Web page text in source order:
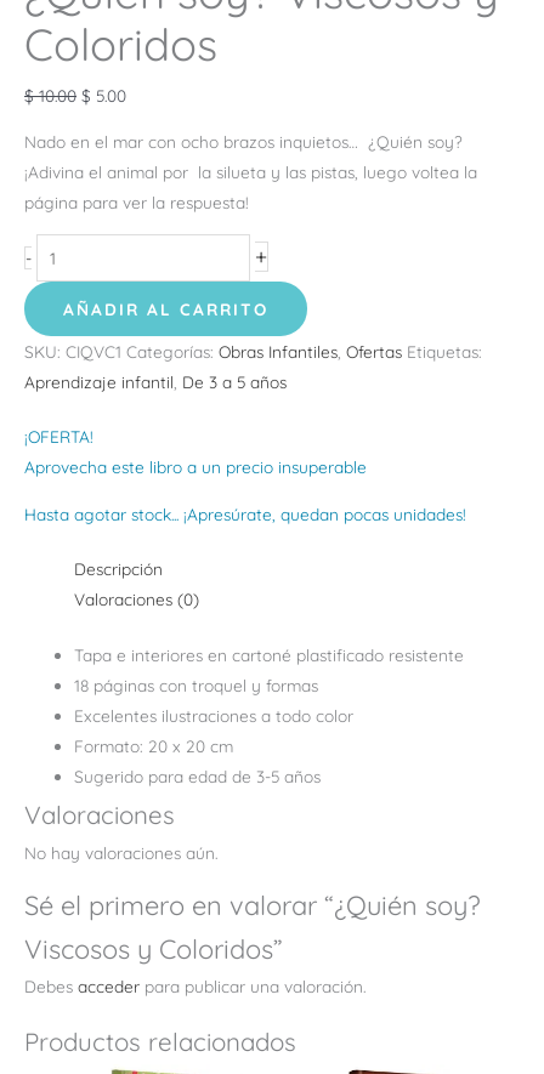
Coloridos
$10.00 $ 5.00
Nado en el mar con ocho brazos inquietos… ¿Quién soy?
¡Adivina el animal por la silueta y las pistas, luego voltea la
página para ver la respuesta!
- +
AÑADIR AL CARRITO
SKU: CIQVC1 Categorías: Obras Infantiles, Ofertas Etiquetas:
Aprendizaje infantil, De 3 a 5 años
¡OFERTA!
Aprovecha este libro a un precio insuperable
Hasta agotar stock... ¡Apresúrate, quedan pocas unidades!
Descripción
Valoraciones (0)
Tapa e interiores en cartoné plastificado resistente
18 páginas con troquel y formas
Excelentes ilustraciones a todo color
Formato: 20 x 20 cm
Sugerido para edad de 3-5 años
Valoraciones
No hay valoraciones aún.
Sé el primero en valorar “¿Quién soy?
Viscosos y Coloridos”
Debes acceder para publicar una valoración.
Productos relacionados